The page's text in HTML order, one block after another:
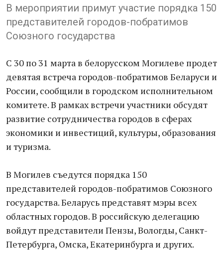
В мероприятии примут участие порядка 150
представителей городов-побратимов
Союзного государства
С 30 по 31 марта в белорусском Могилеве продет
девятая встреча городов-побратимов Беларуси и
России, сообщили в городском исполнительном
комитете. В рамках встречи участники обсудят
развитие сотрудничества городов в сферах
экономики и инвестиций, культуры, образования
и туризма.
В Могилев съедутся порядка 150
представителей городов-побратимов Союзного
государства. Беларусь представят мэры всех
областных городов. В российскую делегацию
войдут представители Пензы, Вологды, Санкт-
Петербурга, Омска, Екатеринбурга и других.